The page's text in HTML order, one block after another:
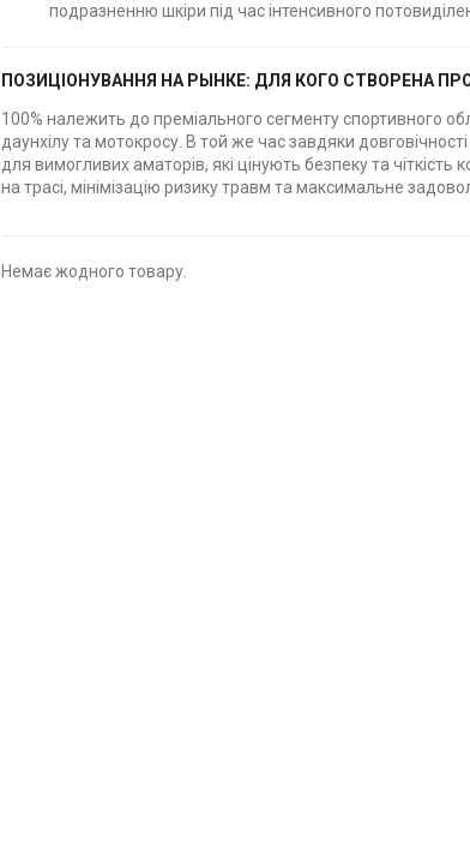
подразненню шкіри під час інтенсивного
ПОЗИЦІОНУВАННЯ НА РЫНКЕ: ДЛЯ КОГО СТВОРЕНА
100% належить до преміального сегменту спортивного
даунхілу та мотокросу. В той же час завдяки
для вимогливих аматорів, які цінують безпеку та чіткість
на трасі, мінімізацію ризику травм та максимальне
Немає жодного товару.